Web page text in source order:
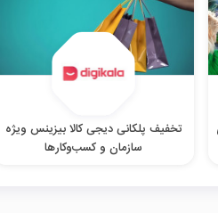
تخفیف پلکانی دیجی کالا بیزینس ویژه
سازمان و کسب‌‌وکارها